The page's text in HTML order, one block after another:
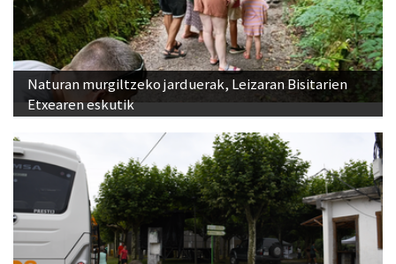
Naturan murgiltzeko jarduerak, Leizaran Bisitarien
Etxearen eskutik